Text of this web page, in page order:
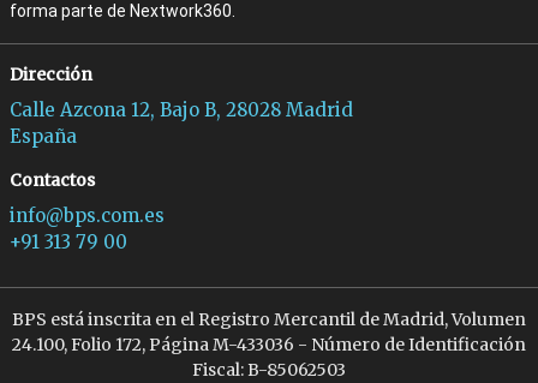
forma parte de Nextwork360.
Dirección
Calle Azcona 12, Bajo B, 28028 Madrid
España
Contactos
info@bps.com.es
+91 313 79 00
BPS está inscrita en el Registro Mercantil de Madrid, Volumen
24.100, Folio 172, Página M-433036 - Número de Identificación
Fiscal: B-85062503